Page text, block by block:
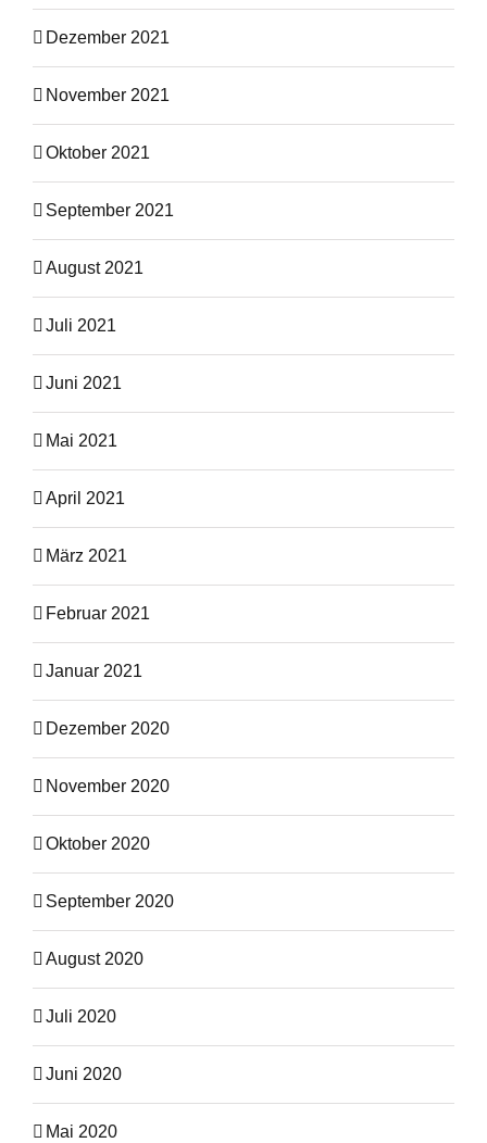
Dezember 2021
November 2021
Oktober 2021
September 2021
August 2021
Juli 2021
Juni 2021
Mai 2021
April 2021
März 2021
Februar 2021
Januar 2021
Dezember 2020
November 2020
Oktober 2020
September 2020
August 2020
Juli 2020
Juni 2020
Mai 2020